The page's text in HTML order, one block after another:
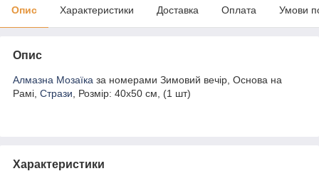
Опис Характеристики Доставка Оплата Умови
Опис
Алмазна Мозаїка за номерами Зимовий вечір, Основа на
Рамі, Стрази, Розмір: 40х50 см, (1 шт)
Характеристики